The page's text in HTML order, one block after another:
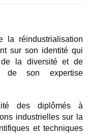
la réindustrialisation
sur son identité qui
de la diversité et de
de son expertise
des diplômés à
industrielles sur la
et techniques